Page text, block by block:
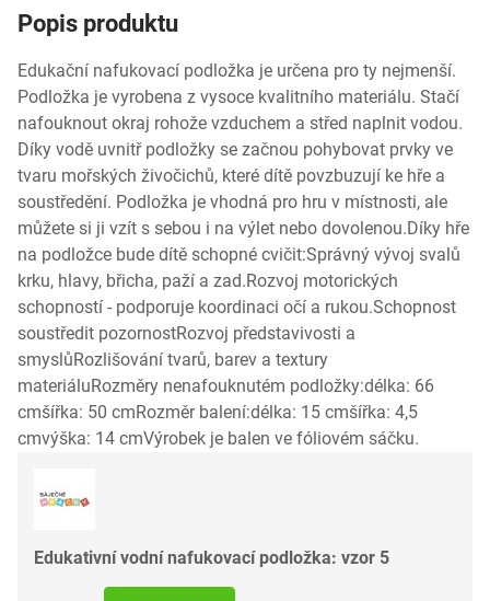
Popis produktu
Edukační nafukovací podložka je určena pro ty nejmenší.
Podložka je vyrobena z vysoce kvalitního materiálu. Stačí
nafouknout okraj rohože vzduchem a střed naplnit vodou.
Díky vodě uvnitř podložky se začnou pohybovat prvky ve
tvaru mořských živočichů, které dítě povzbuzují ke hře a
soustředění. Podložka je vhodná pro hru v místnosti, ale
můžete si ji vzít s sebou i na výlet nebo dovolenou.Díky hře
na podložce bude dítě schopné cvičit:Správný vývoj svalů
krku, hlavy, břicha, paží a zad.Rozvoj motorických
schopností - podporuje koordinaci očí a rukou.Schopnost
soustředit pozornostRozvoj představivosti a
smyslůRozlišování tvarů, barev a textury
materiáluRozměry nenafouknutém podložky:délka: 66
cmšířka: 50 cmRozměr balení:délka: 15 cmšířka: 4,5
cmvýška: 14 cmVýrobek je balen ve fóliovém sáčku.
Edukativní vodní nafukovací podložka: vzor 5